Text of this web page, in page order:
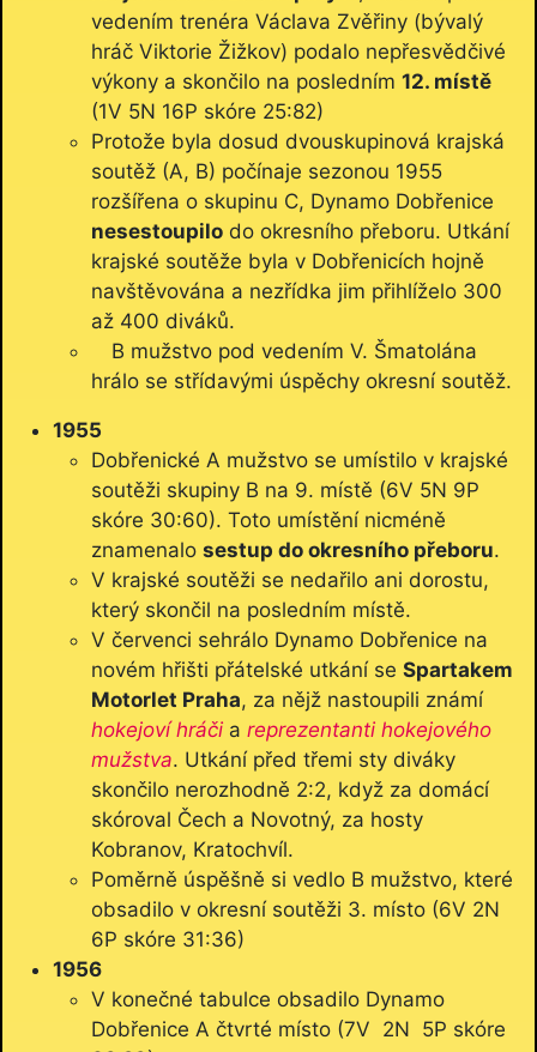
vedením trenéra Václava Zvěřiny (bývalý
hráč Viktorie Žižkov) podalo nepřesvědčivé
výkony a skončilo na posledním 12. místě
(1V 5N 16P skóre 25:82)
Protože byla dosud dvouskupinová krajská
soutěž (A, B) počínaje sezonou 1955
rozšířena o skupinu C, Dynamo Dobřenice
nesestoupilo do okresního přeboru. Utkání
krajské soutěže byla v Dobřenicích hojně
navštěvována a nezřídka jim přihlíželo 300
až 400 diváků.
B mužstvo pod vedením V. Šmatolána
hrálo se střídavými úspěchy okresní soutěž.
1955
Dobřenické A mužstvo se umístilo v krajské
soutěži skupiny B na 9. místě (6V 5N 9P
skóre 30:60). Toto umístění nicméně
znamenalo sestup do okresního přeboru.
V krajské soutěži se nedařilo ani dorostu,
který skončil na posledním místě.
V červenci sehrálo Dynamo Dobřenice na
novém hřišti přátelské utkání se Spartakem
Motorlet Praha, za nějž nastoupili známí
hokejoví hráči a reprezentanti hokejového
mužstva. Utkání před třemi sty diváky
skončilo nerozhodně 2:2, když za domácí
skóroval Čech a Novotný, za hosty
Kobranov, Kratochvíl.
Poměrně úspěšně si vedlo B mužstvo, které
obsadilo v okresní soutěži 3. místo (6V 2N
6P skóre 31:36)
1956
V konečné tabulce obsadilo Dynamo
Dobřenice A čtvrté místo (7V 2N 5P skóre